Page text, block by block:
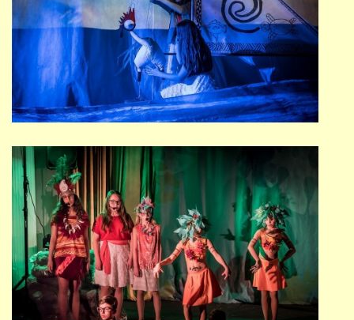
GDPR
ZUŠ Pohořelice
Školní 462
Pohořelice
691 23
© 2026 eStránky.cz Nahoru ↑